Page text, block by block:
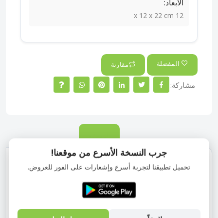
الأبعاد:
12 x 12 x 22 cm
المفضلة مقارنة
مشاركة:
الوصف
كنكة ألومنيوم ليزر مقاسات1 قطعة فضى صنع فى مصر
مصنوعة من الألومنيوم عالي الجودة مع تشطيب ليزر أنيق يمنحها
مظهرًا عصريًا كما تساعد على توزيع الحرارة بشكل متساوٍ
للحصول على أفضل النتائج أثناء التحضير
جرب النسخة الأسرع من موقعنا!
تحميل تطبيقنا لتجربة أسرع وإشعارات على الفور للعروض.